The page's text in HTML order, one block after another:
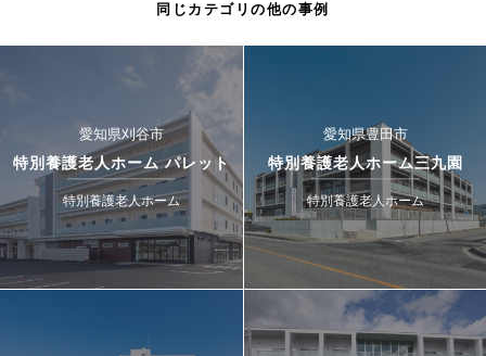
同じカテゴリの他の事例
愛知県刈谷市
特別養護老人ホーム パレット
特別養護老人ホーム
愛知県豊田市
特別養護老人ホーム三九園
特別養護老人ホーム